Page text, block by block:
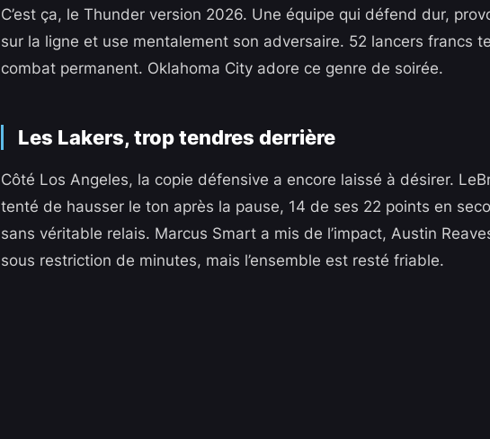
C’est ça, le Thunder version 2026. Une équipe qui défend dur,
sur la ligne et use mentalement son adversaire. 52 lancers francs
combat permanent. Oklahoma City adore ce genre de soirée.
Les Lakers, trop tendres derrière
Côté Los Angeles, la copie défensive a encore laissé à désirer.
tenté de hausser le ton après la pause, 14 de ses 22 points en
sans véritable relais. Marcus Smart a mis de l’impact, Austin
sous restriction de minutes, mais l’ensemble est resté friable.